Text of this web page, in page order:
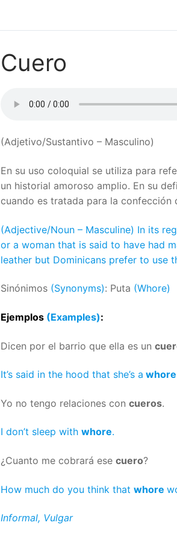
Cuero
(Adjetivo/Sustantivo – Masculino)
En su uso coloquial se utiliza para
un historial amoroso amplio. En su
cuando es tratada para la confección
(Adjective/Noun – Masculine) In its
or a woman that is said to have had
leather but Dominicans prefer to use
Sinónimos (Synonyms): Puta (Whore)
Ejemplos (Examples):
Dicen por el barrio que ella es un
It’s said in the hood that she’s a whore
Yo no tengo relaciones con cueros.
I don’t sleep with whore.
¿Cuanto me cobrará ese cuero?
How much do you think that whore
Informal, Vulgar